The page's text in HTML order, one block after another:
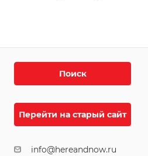
Поиск
Перейти на старый сайт
info@hereandnow.ru